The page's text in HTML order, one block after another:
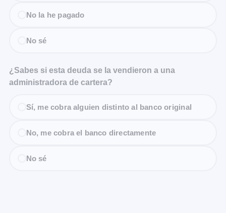
No la he pagado
No sé
¿Sabes si esta deuda se la vendieron a una
administradora de cartera?
Sí, me cobra alguien distinto al banco original
No, me cobra el banco directamente
No sé